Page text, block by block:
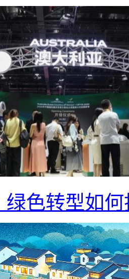
绿色转型如